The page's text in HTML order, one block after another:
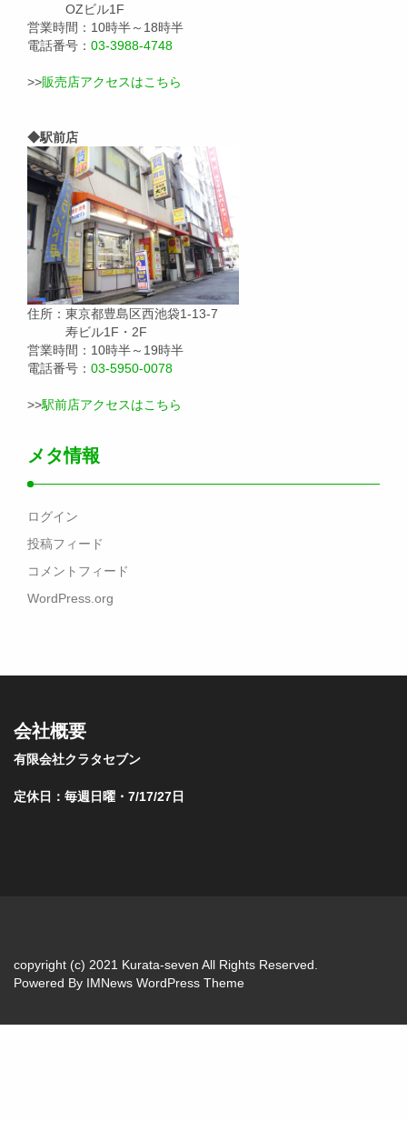
OZビル1F
営業時間：10時半～18時半
電話番号： 03-3988-4748
>>販売店アクセスはこちら
◆駅前店
住所：東京都豊島区西池袋1-13-7
寿ビル1F・2F
営業時間：10時半～19時半
電話番号： 03-5950-0078
>>駅前店アクセスはこちら
メタ情報
ログイン
投稿フィード
コメントフィード
WordPress.org
会社概要
有限会社クラタセブン
定休日：毎週日曜・7/17/27日
copyright (c) 2021 Kurata-seven All Rights Reserved.
Powered By IMNews WordPress Theme